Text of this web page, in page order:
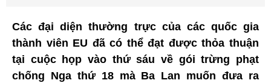
Các đại diện thường trực của các quốc gia
thành viên EU đã có thể đạt được thỏa thuận
tại cuộc họp vào thứ sáu về gói trừng phạt
chống Nga thứ 18 mà Ba Lan muốn đưa ra